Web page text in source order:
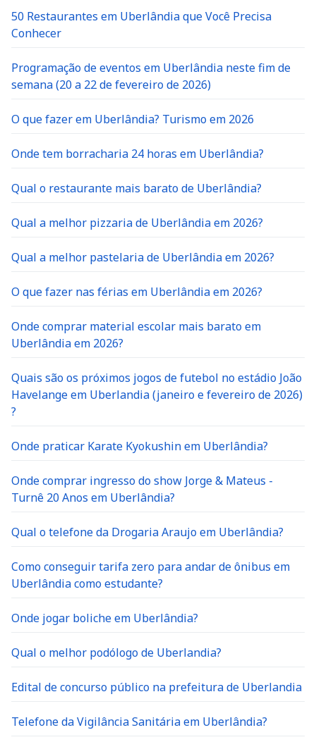
50 Restaurantes em Uberlândia que Você Precisa
Conhecer
Programação de eventos em Uberlândia neste fim de
semana (20 a 22 de fevereiro de 2026)
O que fazer em Uberlândia? Turismo em 2026
Onde tem borracharia 24 horas em Uberlândia?
Qual o restaurante mais barato de Uberlândia?
Qual a melhor pizzaria de Uberlândia em 2026?
Qual a melhor pastelaria de Uberlândia em 2026?
O que fazer nas férias em Uberlândia em 2026?
Onde comprar material escolar mais barato em
Uberlândia em 2026?
Quais são os próximos jogos de futebol no estádio João
Havelange em Uberlandia (janeiro e fevereiro de 2026)
?
Onde praticar Karate Kyokushin em Uberlândia?
Onde comprar ingresso do show Jorge & Mateus -
Turnê 20 Anos em Uberlândia?
Qual o telefone da Drogaria Araujo em Uberlândia?
Como conseguir tarifa zero para andar de ônibus em
Uberlândia como estudante?
Onde jogar boliche em Uberlândia?
Qual o melhor podólogo de Uberlandia?
Edital de concurso público na prefeitura de Uberlandia
Telefone da Vigilância Sanitária em Uberlândia?